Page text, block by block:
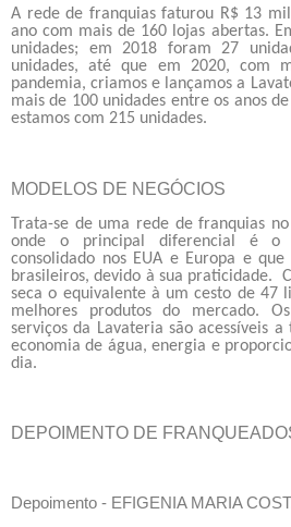
A rede de franquias faturou R$ 13
ano com mais de 160 lojas abertas.
unidades; em 2018 foram 27
unidades, até que em 2020, com
pandemia, criamos e lançamos a
mais de 100 unidades entre os anos
estamos com 215 unidades.
MODELOS DE NEGÓCIOS
Trata-se de uma rede de franquias
onde o principal diferencial é o
consolidado nos EUA e Europa e
brasileiros, devido à sua praticidade.
seca o equivalente à um cesto de 47
melhores produtos do mercado.
serviços da Lavateria são acessíveis
economia de água, energia e
dia.
DEPOIMENTO DE
Depoimento - EFIGENIA MARIA